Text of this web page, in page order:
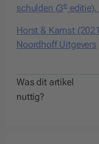
schulden (3e
Horst & Kamst
Noordhoff Uitgevers
Was dit artikel
nuttig?